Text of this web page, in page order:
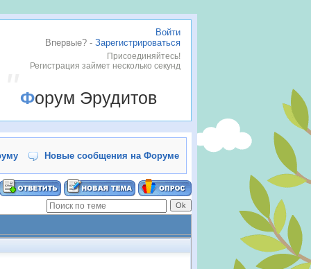
Войти
Впервые? - Зарегистрироваться
Присоединяйтесь!
Регистрация займет несколько секунд
Форум Эрудитов
Новые сообщения на Форуме